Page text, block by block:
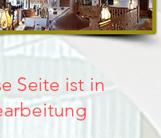
Seite ist in